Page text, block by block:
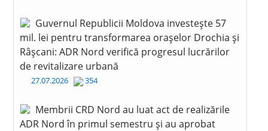
Guvernul Republicii Moldova investește 57
mil. lei pentru transformarea orașelor Drochia și
Râșcani: ADR Nord verifică progresul lucrărilor
de revitalizare urbană
27.07.2026 354
Membrii CRD Nord au luat act de realizările
ADR Nord în primul semestru și au aprobat